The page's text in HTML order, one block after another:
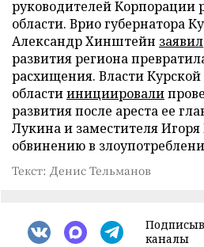
руководителей Корпорации
области. Врио губернатора
Александр Хинштейн заявил
развития региона
расхищения. Власти Курской
областиинициировали
развития после ареста ее
Лукина и заместителя
обвинению в
Текст: Денис Тельманов
каналы